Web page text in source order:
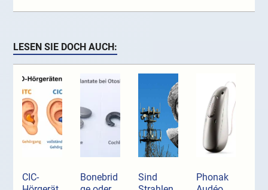
LESEN SIE DOCH AUCH:
CIC-
Bonebrid
Sind
Phonak